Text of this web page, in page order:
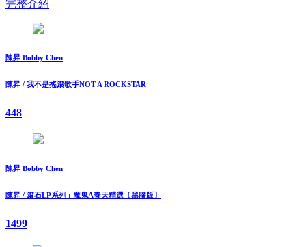
完整介紹
陳昇 Bobby Chen
陳昇 / 我不是搖滾歌手NOT A ROCKSTAR
448
陳昇 Bobby Chen
陳昇 / 滾石LP系列 : 魔鬼A春天精選〔黑膠版〕
1499